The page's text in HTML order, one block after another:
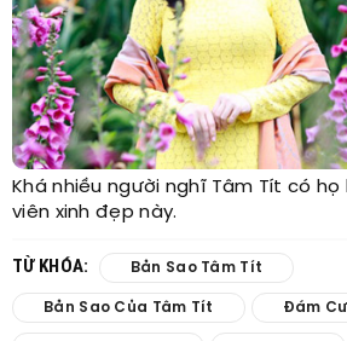
Khá nhiều người nghĩ Tâm Tít có
viên xinh đẹp này.
TỪ KHÓA: Bản Sao Tâm Tít
Bản Sao Của Tâm Tít Đám